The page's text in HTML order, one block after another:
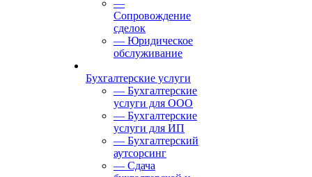
—
Сопровождение
сделок
— Юридическое
обслуживание
Бухгалтерские услуги
— Бухгалтерские
услуги для ООО
— Бухгалтерские
услуги для ИП
— Бухгалтерский
аутсорсинг
— Сдача